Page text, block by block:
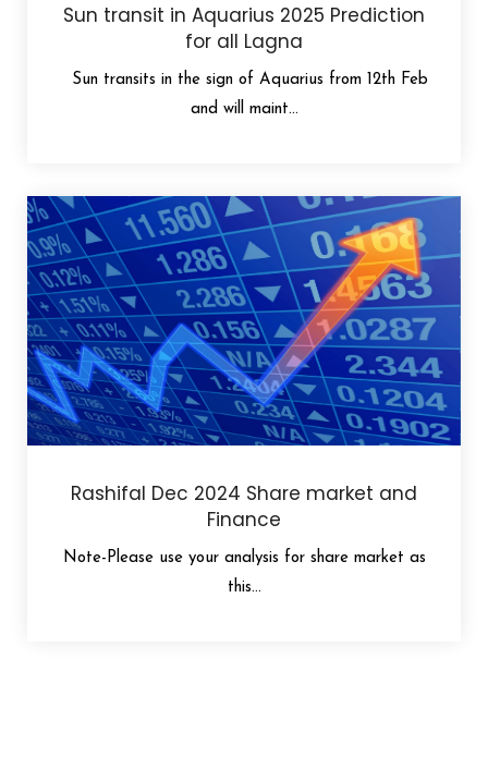
Sun transit in Aquarius 2025 Prediction
for all Lagna
Sun transits in the sign of Aquarius from 12th Feb
and will maint...
Rashifal Dec 2024 Share market and
Finance
Note-Please use your analysis for share market as
this...